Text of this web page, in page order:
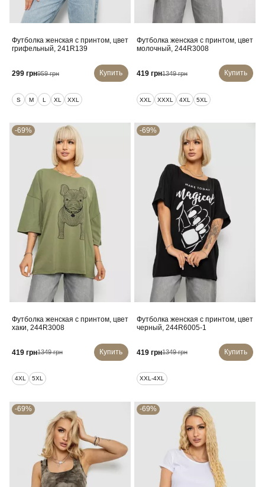
Футболка женская с принтом, цвет
грифельный, 241R139
299 грн959 грн Купить
S M L XL XXL
Футболка женская с принтом, цвет
молочный, 244R3008
419 грн1349 грн Купить
XXL XXXL 4XL 5XL
-69%
Футболка женская с принтом, цвет
хаки, 244R3008
419 грн1349 грн Купить
4XL 5XL
-69%
Футболка женская с принтом, цвет
черный, 244R6005-1
419 грн1349 грн Купить
XXL-4XL
-69% -69%